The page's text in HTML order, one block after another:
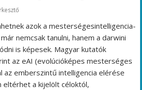
azok a mesterségesintelligencia-
nemcsak tanulni, hanem a darwini
is képesek. Magyar kutatók
az eAI (evolúcióképes mesterséges
az emberszintű intelligencia elérése
a kijelölt céloktól,